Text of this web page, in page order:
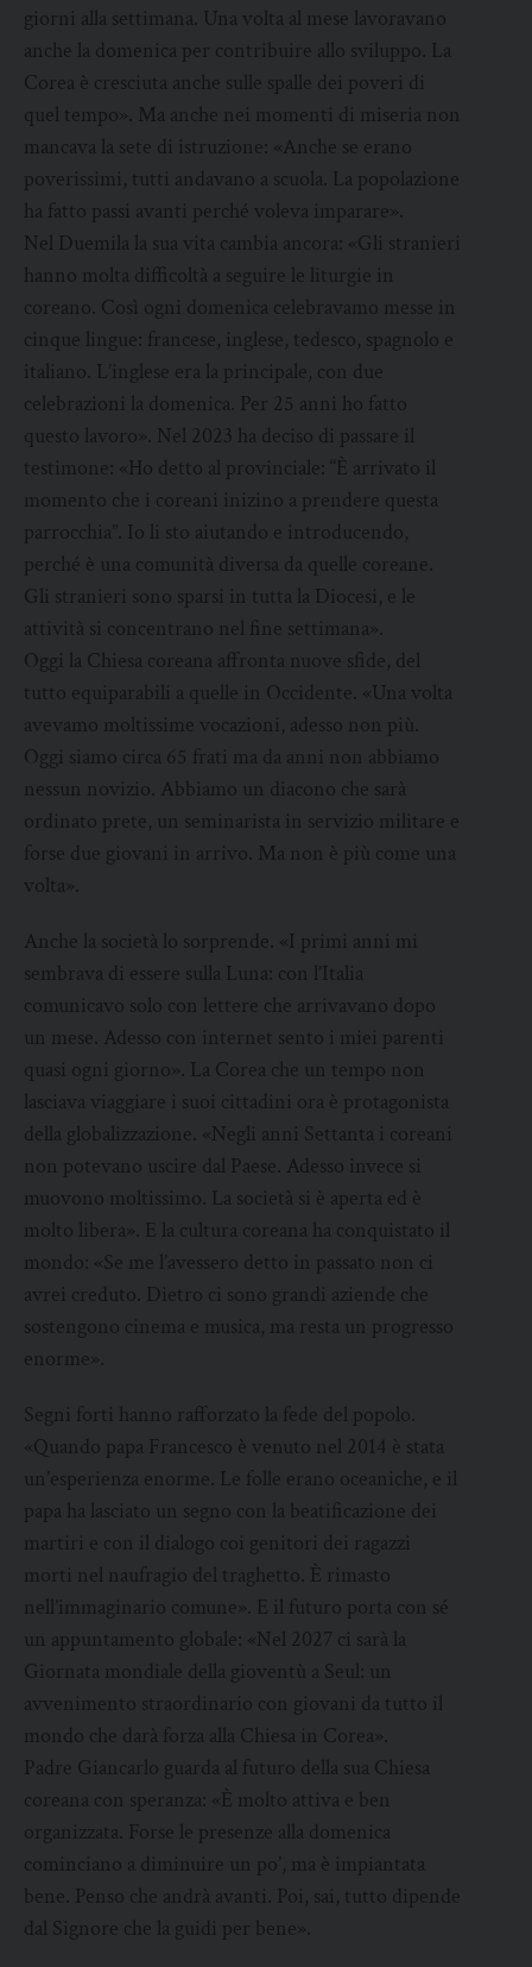
giorni alla settimana. Una volta al mese lavoravano
anche la domenica per contribuire allo sviluppo. La
Corea è cresciuta anche sulle spalle dei poveri di
quel tempo». Ma anche nei momenti di miseria non
mancava la sete di istruzione: «Anche se erano
poverissimi, tutti andavano a scuola. La popolazione
ha fatto passi avanti perché voleva imparare».
Nel Duemila la sua vita cambia ancora: «Gli stranieri
hanno molta difficoltà a seguire le liturgie in
coreano. Così ogni domenica celebravamo messe in
cinque lingue: francese, inglese, tedesco, spagnolo e
italiano. L’inglese era la principale, con due
celebrazioni la domenica. Per 25 anni ho fatto
questo lavoro». Nel 2023 ha deciso di passare il
testimone: «Ho detto al provinciale: “È arrivato il
momento che i coreani inizino a prendere questa
parrocchia”. Io li sto aiutando e introducendo,
perché è una comunità diversa da quelle coreane.
Gli stranieri sono sparsi in tutta la Diocesi, e le
attività si concentrano nel fine settimana».
Oggi la Chiesa coreana affronta nuove sfide, del
tutto equiparabili a quelle in Occidente. «Una volta
avevamo moltissime vocazioni, adesso non più.
Oggi siamo circa 65 frati ma da anni non abbiamo
nessun novizio. Abbiamo un diacono che sarà
ordinato prete, un seminarista in servizio militare e
forse due giovani in arrivo. Ma non è più come una
volta».
Anche la società lo sorprende. «I primi anni mi
sembrava di essere sulla Luna: con l’Italia
comunicavo solo con lettere che arrivavano dopo
un mese. Adesso con internet sento i miei parenti
quasi ogni giorno». La Corea che un tempo non
lasciava viaggiare i suoi cittadini ora è protagonista
della globalizzazione. «Negli anni Settanta i coreani
non potevano uscire dal Paese. Adesso invece si
muovono moltissimo. La società si è aperta ed è
molto libera». E la cultura coreana ha conquistato il
mondo: «Se me l’avessero detto in passato non ci
avrei creduto. Dietro ci sono grandi aziende che
sostengono cinema e musica, ma resta un progresso
enorme».
Segni forti hanno rafforzato la fede del popolo.
«Quando papa Francesco è venuto nel 2014 è stata
un’esperienza enorme. Le folle erano oceaniche, e il
papa ha lasciato un segno con la beatificazione dei
martiri e con il dialogo coi genitori dei ragazzi
morti nel naufragio del traghetto. È rimasto
nell’immaginario comune». E il futuro porta con sé
un appuntamento globale: «Nel 2027 ci sarà la
Giornata mondiale della gioventù a Seul: un
avvenimento straordinario con giovani da tutto il
mondo che darà forza alla Chiesa in Corea».
Padre Giancarlo guarda al futuro della sua Chiesa
coreana con speranza: «È molto attiva e ben
organizzata. Forse le presenze alla domenica
cominciano a diminuire un po’, ma è impiantata
bene. Penso che andrà avanti. Poi, sai, tutto dipende
dal Signore che la guidi per bene».